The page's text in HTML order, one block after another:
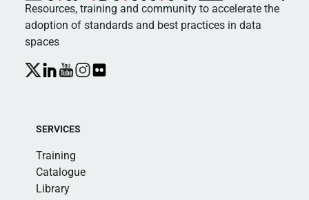
Resources, training and community to accelerate the
adoption of standards and best practices in data
spaces
SERVICES
Training
Catalogue
Library